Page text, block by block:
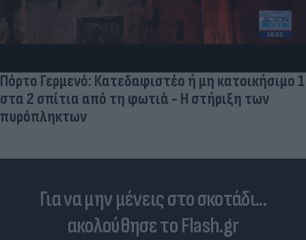
Πόρτο Γερμενό: Κατεδαφιστέο ή μη κατοικήσιμο 1
στα 2 σπίτια από τη φωτιά - Η στήριξη των
πυρόπληκτων
Για να μην μένεις στο σκοτάδι...
ακολούθησε το Flash.gr